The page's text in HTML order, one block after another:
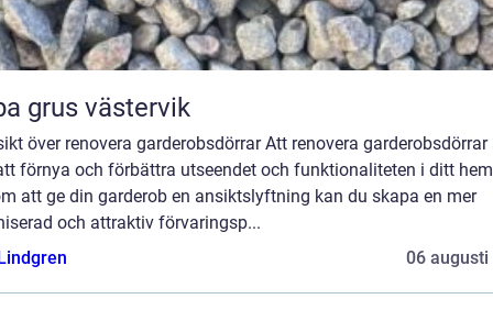
grus västervik
över renovera garderobsdörrar Att renovera garderobsdörrar
förnya och förbättra utseendet och funktionaliteten i ditt
att ge din garderob en ansiktslyftning kan du skapa en mer
och attraktiv förvaringsp...
06 augusti